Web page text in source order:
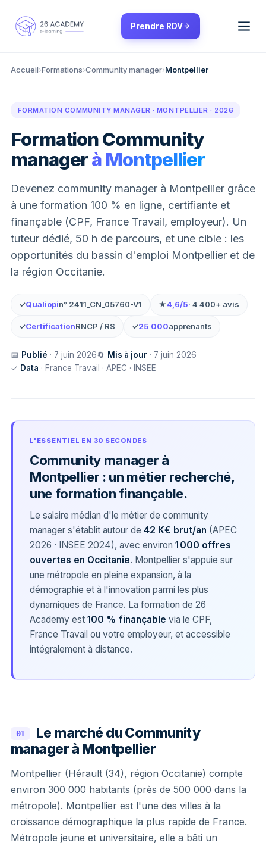
Prendre RDV
Accueil›Formations›Community manager›Montpellier
FORMATION COMMUNITY MANAGER · MONTPELLIER · 2026
Formation Community
managerà Montpellier
Devenez community manager à Montpellier grâce
à une formation 100 % en ligne, certifiante et
finançable (CPF, France Travail, employeur). Un
tuteur dédié, 50 h de parcours, et une cible : les
opportunités du bassin d'emploi Montpellier et de
la région Occitanie.
✓Qualiopin° 2411_CN_05760-V1 ★4,6/5· 4 400+ avis
✓CertificationRNCP / RS ✓25 000apprenants
📅 Publié · 7 juin 2026🔄 Mis à jour · 7 juin 2026
✓ Data · France Travail · APEC · INSEE
L'ESSENTIEL EN 30 SECONDES
Community manager à
Montpellier : un métier recherché,
une formation finançable.
Le salaire médian d'le métier de community
manager s'établit autour de 42 K€ brut/an (APEC
2026 · INSEE 2024), avec environ 1 000 offres
ouvertes en Occitanie. Montpellier s'appuie sur
une métropole en pleine expansion, à la
démographie et à l'innovation parmi les plus
dynamiques de France. La formation de 26
Academy est 100 % finançable via le CPF,
France Travail ou votre employeur, et accessible
intégralement à distance.
01
Le marché du Community
manager à Montpellier
Montpellier (Hérault (34), région Occitanie) compte
environ 300 000 habitants (près de 500 000 dans la
métropole). Montpellier est l'une des villes à la
croissance démographique la plus rapide de France.
Métropole jeune et universitaire, elle a bâti un